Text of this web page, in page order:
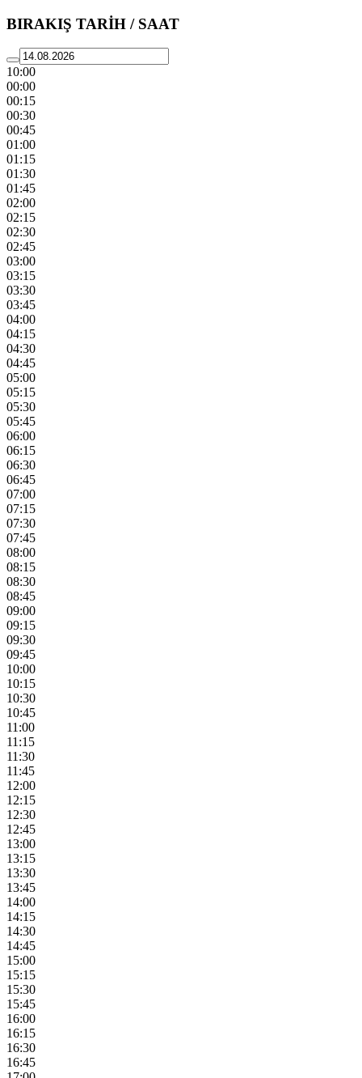
BIRAKIŞ TARİH / SAAT
10:00
00:00
00:15
00:30
00:45
01:00
01:15
01:30
01:45
02:00
02:15
02:30
02:45
03:00
03:15
03:30
03:45
04:00
04:15
04:30
04:45
05:00
05:15
05:30
05:45
06:00
06:15
06:30
06:45
07:00
07:15
07:30
07:45
08:00
08:15
08:30
08:45
09:00
09:15
09:30
09:45
10:00
10:15
10:30
10:45
11:00
11:15
11:30
11:45
12:00
12:15
12:30
12:45
13:00
13:15
13:30
13:45
14:00
14:15
14:30
14:45
15:00
15:15
15:30
15:45
16:00
16:15
16:30
16:45